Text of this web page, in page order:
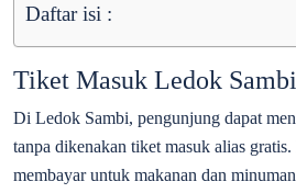
Daftar isi :
Tiket Masuk Ledok Sambi
Di Ledok Sambi, pengunjung dapat
tanpa dikenakan tiket masuk alias
membayar untuk makanan dan